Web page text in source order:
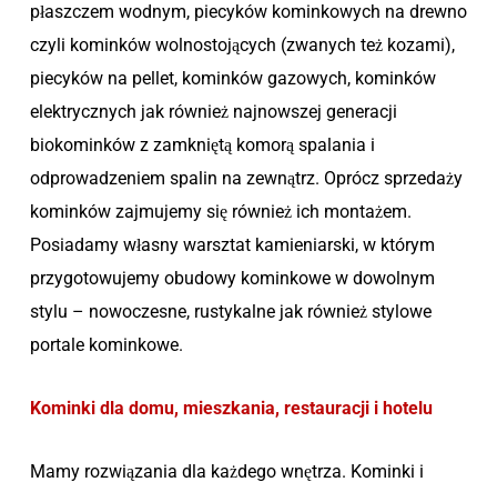
płaszczem wodnym, piecyków kominkowych na drewno
czyli kominków wolnostojących (zwanych też kozami),
piecyków na pellet, kominków gazowych, kominków
elektrycznych jak również najnowszej generacji
biokominków z zamkniętą komorą spalania i
odprowadzeniem spalin na zewnątrz. Oprócz sprzedaży
kominków zajmujemy się również ich montażem.
Posiadamy własny warsztat kamieniarski, w którym
przygotowujemy obudowy kominkowe w dowolnym
stylu – nowoczesne, rustykalne jak również stylowe
portale kominkowe.
Kominki dla domu, mieszkania, restauracji i hotelu
Mamy rozwiązania dla każdego wnętrza. Kominki i